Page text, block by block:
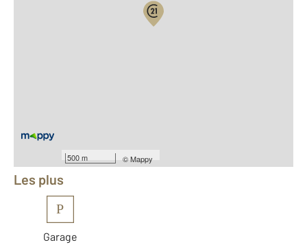
500 m ©Mappy
Équipements
Les plus
P
Garage